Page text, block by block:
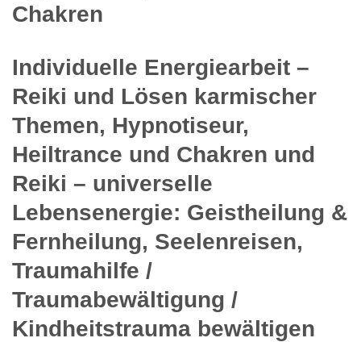
Chakren
Individuelle Energiearbeit –
Reiki und Lösen karmischer
Themen, Hypnotiseur,
Heiltrance und Chakren und
Reiki – universelle
Lebensenergie: Geistheilung &
Fernheilung, Seelenreisen,
Traumahilfe /
Traumabewältigung /
Kindheitstrauma bewältigen